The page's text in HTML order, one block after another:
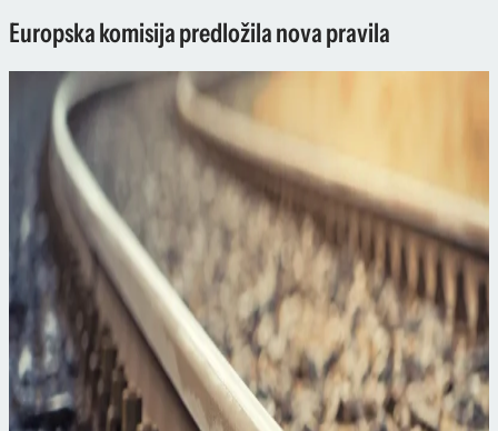
Europska komisija predložila nova pravila